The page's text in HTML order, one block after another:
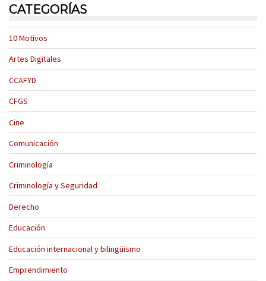
CATEGORÍAS
10 Motivos
Artes Digitales
CCAFYD
CFGS
Cine
Comunicación
Criminología
Criminología y Seguridad
Derecho
Educación
Educación internacional y bilingüismo
Emprendimiento